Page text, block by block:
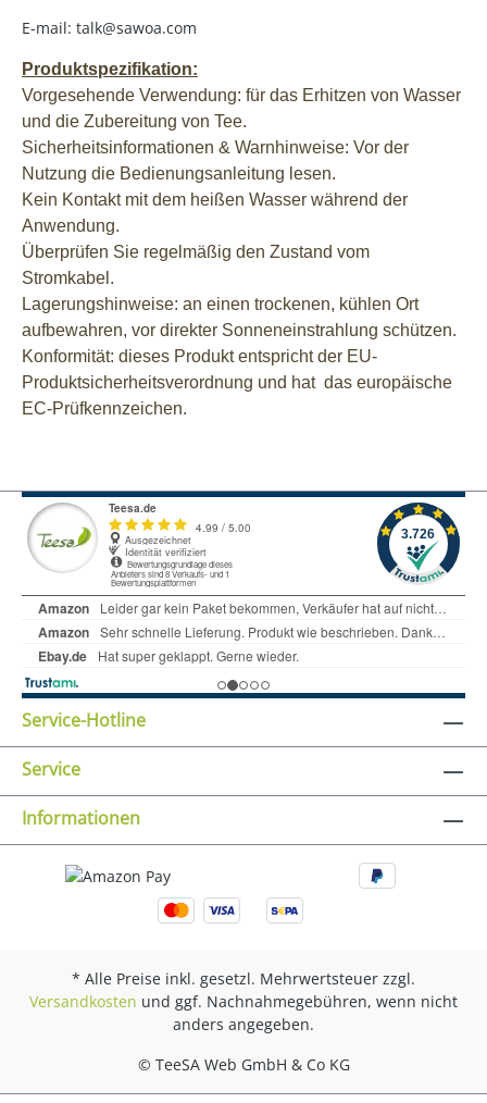
E-mail: talk@sawoa.com
Produktspezifikation:
Vorgesehende Verwendung: für das Erhitzen von Wasser
und die Zubereitung von Tee.
Sicherheitsinformationen & Warnhinweise: Vor der
Nutzung die Bedienungsanleitung lesen.
Kein Kontakt mit dem heißen Wasser während der
Anwendung.
Überprüfen Sie regelmäßig den Zustand vom
Stromkabel.
Lagerungshinweise: an einen trockenen, kühlen Ort
aufbewahren, vor direkter Sonneneinstrahlung schützen.
Konformität: dieses Produkt entspricht der EU-
Produktsicherheitsverordnung und hat das europäische
EC-Prüfkennzeichen.
Service-Hotline
Service
Informationen
* Alle Preise inkl. gesetzl. Mehrwertsteuer zzgl.
Versandkosten und ggf. Nachnahmegebühren, wenn nicht
anders angegeben.
© TeeSA Web GmbH & Co KG